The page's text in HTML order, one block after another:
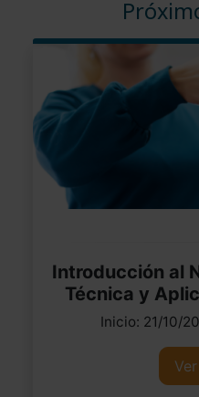
Introducción al
Técnica y
Inicio: 21/10/